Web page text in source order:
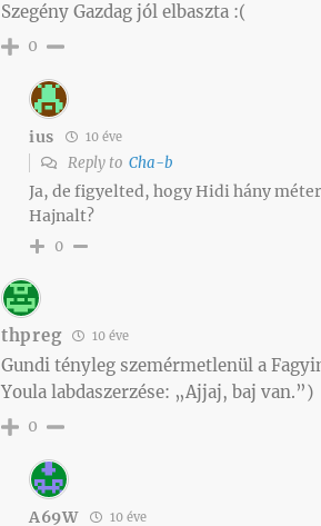
Szegény Gazdag jól elbaszta :(
0
ius 10 éve
Reply to Cha-b
Ja, de figyelted, hogy Hidi hány
Hajnalt?
0
thpreg 10 éve
Gundi tényleg szemérmetlenül a
Youla labdaszerzése: „Ajjaj, baj van.”)
0
A69W 10 éve